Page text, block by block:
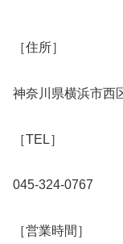
［住所］
神奈川県横浜市西
［TEL］
045-324-0767
［営業時間］